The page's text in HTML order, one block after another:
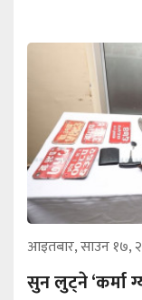
आइतबार, साउन १७,
सुन लुट्ने ‘कर्मा